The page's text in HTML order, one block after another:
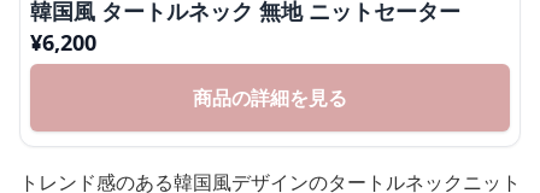
韓国風 タートルネック 無地 ニットセーター
¥6,200
商品の詳細を見る
トレンド感のある韓国風デザインのタートルネックニット